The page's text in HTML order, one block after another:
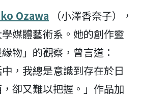
Ozawa
（小澤香奈子），
媒體藝術系。她的創作靈
物」的觀察，曾言道：
中，我總是意識到存在於日
卻又難以把握。」作品加